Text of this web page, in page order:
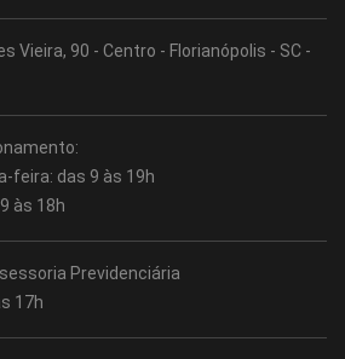
Vieira, 90 - Centro - Florianópolis - SC -
feira: das 9 às 19h
às 18h
Previdenciária
17h